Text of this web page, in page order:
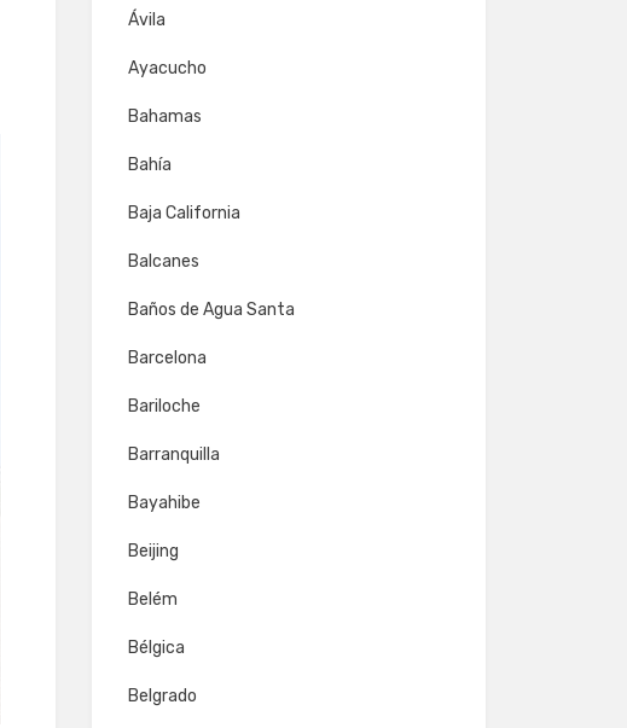
Ávila
Ayacucho
Bahamas
Bahía
Baja California
Balcanes
Baños de Agua Santa
Barcelona
Bariloche
Barranquilla
Bayahibe
Beijing
Belém
Bélgica
Belgrado